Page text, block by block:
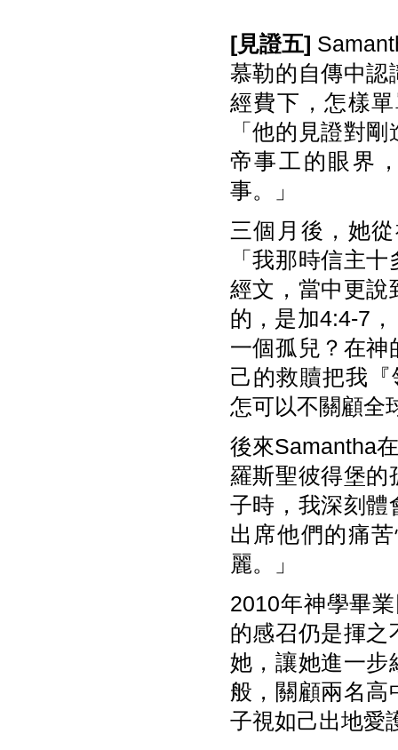
[見證五]
慕勒的自傳中認
經費下，怎樣
「他的見證對
帝事工的眼界
事。」
三個月後，她
「我那時信主
經文，當中更說
的，是加4:4-7
一個孤兒？在神
己的救贖把我『
怎可以不關顧全
後來Samantha
羅斯聖彼得堡的
子時，我深刻體
出席他們的痛
麗。」
2010年神學畢
的感召仍是揮之
她，讓她進一步
般，關顧兩名高
子視如己出地愛